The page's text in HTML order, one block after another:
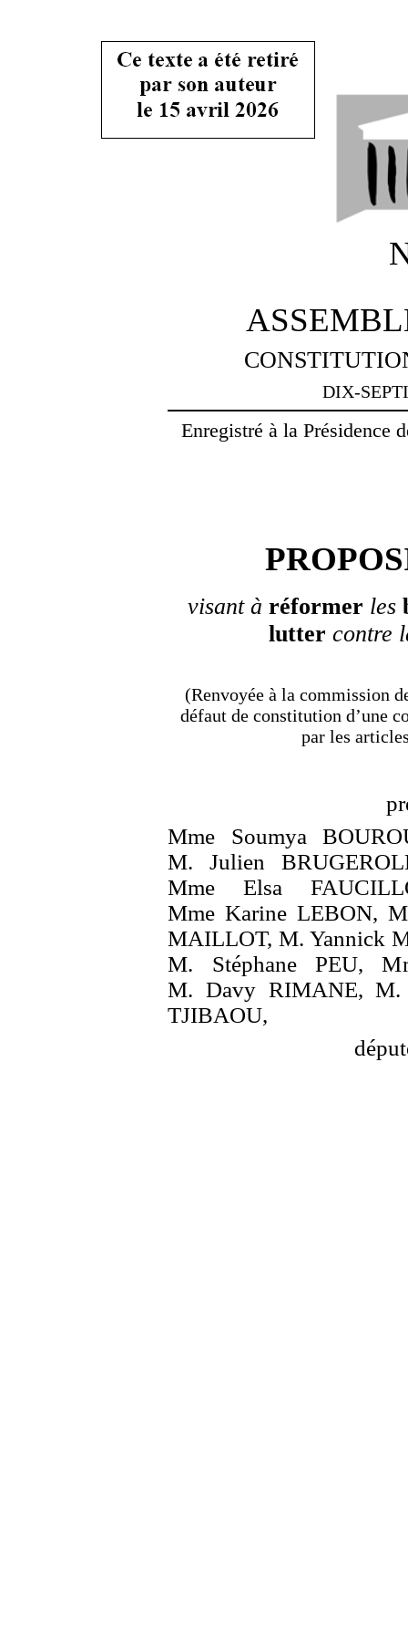
DIX-
Enregistré à la Présidence
visant à réformer les
lutter contre
(Renvoyée à la commission
défaut de constitution d’une
par les
Mme Soumya
M. Julien
Mme Elsa
Mme Karine LEBON,
MAILLOT, M. Yannick
M. Stéphane PEU,
M. Davy RIMANE, M.
TJIBAOU,